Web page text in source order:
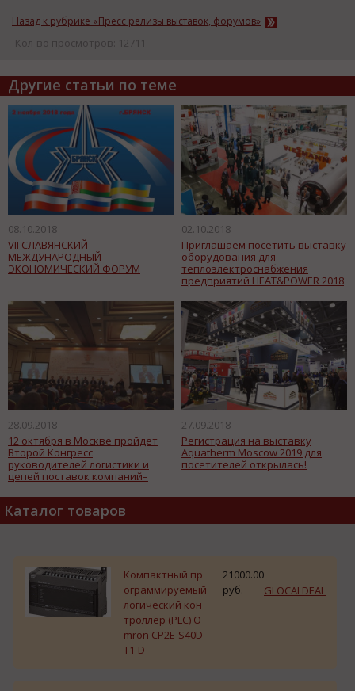
Назад к рубрике «Пресс релизы выставок, форумов»
Кол-во просмотров: 12711
Другие статьи по теме
08.10.2018
VII СЛАВЯНСКИЙ
МЕЖДУНАРОДНЫЙ
ЭКОНОМИЧЕСКИЙ ФОРУМ
02.10.2018
Приглашаем посетить выставку
оборудования для
теплоэлектроснабжения
предприятий HEAT&POWER 2018
28.09.2018
12 октября в Москве пройдет
Второй Конгресс
руководителей логистики и
цепей поставок компаний–
27.09.2018
Регистрация на выставку
Aquatherm Moscow 2019 для
посетителей открылась!
Каталог товаров
Компактный пр
ограммируемый
логический кон
троллер (PLC) O
mron CP2E-S40D
T1-D
21000.00
руб.
GLOCALDEAL